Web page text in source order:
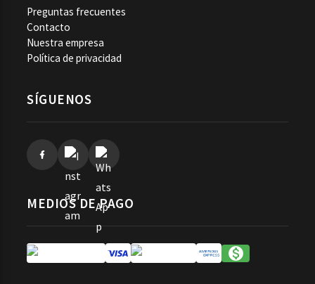
Preguntas frecuentes
Contacto
Nuestra empresa
Política de privacidad
SÍGUENOS
MEDIOS DE PAGO